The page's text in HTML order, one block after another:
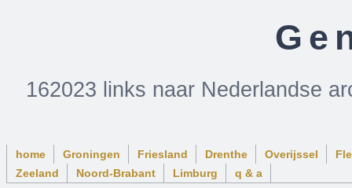
162023 links naar Nederlandse
home Groningen Friesland Drenthe Overijssel
Zeeland
Noord-Brabant Limburg q & a